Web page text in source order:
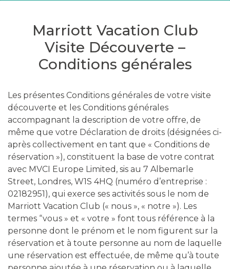
Marriott Vacation Club
Visite Découverte –
Conditions générales
Les présentes Conditions générales de votre visite
découverte et les Conditions générales
accompagnant la description de votre offre, de
même que votre Déclaration de droits (désignées ci-
après collectivement en tant que « Conditions de
réservation »), constituent la base de votre contrat
avec MVCI Europe Limited, sis au 7 Albemarle
Street, Londres, W1S 4HQ (numéro d’entreprise :
02182951), qui exerce ses activités sous le nom de
Marriott Vacation Club (« nous », « notre »). Les
termes “vous » et « votre » font tous référence à la
personne dont le prénom et le nom figurent sur la
réservation et à toute personne au nom de laquelle
une réservation est effectuée, de même qu’à toute